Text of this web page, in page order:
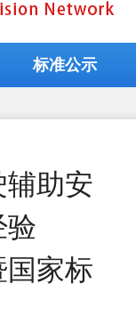
标准公示
助安
验
家标